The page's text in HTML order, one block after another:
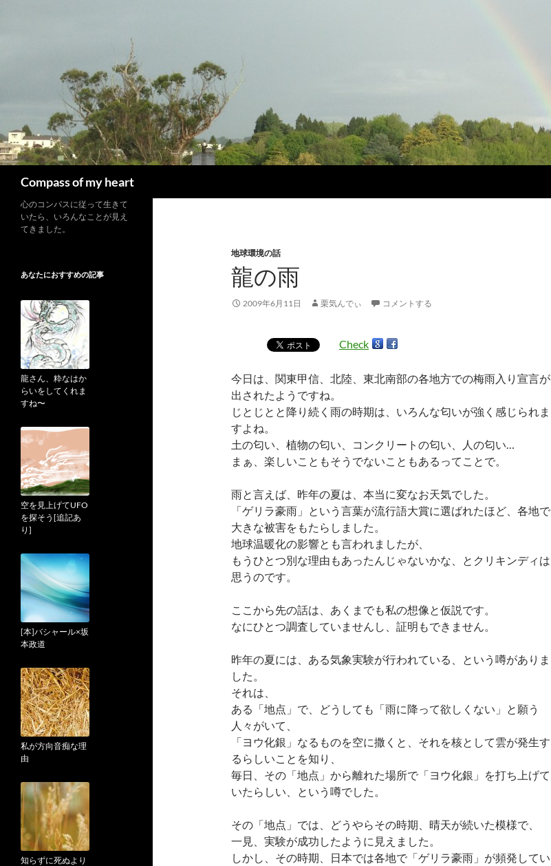
ッ
プ
Compass of my heart
地球環境の話
龍の雨
2009年6月11日 栗気んでぃ コメントする
Check
今日は、関東甲信、北陸、東北南部の各地方での梅雨入り宣言が
出されたようですね。
じとじとと降り続く雨の時期は、いろんな匂いが強く感じられま
すよね。
土の匂い、植物の匂い、コンクリートの匂い、人の匂い…
まぁ、楽しいこともそうでないこともあるってことで。
雨と言えば、昨年の夏は、本当に変なお天気でした。
「ゲリラ豪雨」という言葉が流行語大賞に選ばれたほど、各地で
大きな被害をもたらしました。
地球温暖化の影響とも言われましたが、
もうひとつ別な理由もあったんじゃないかな、とクリキンディは
思うのです。
ここから先の話は、あくまでも私の想像と仮説です。
なにひとつ調査していませんし、証明もできません。
昨年の夏には、ある気象実験が行われている、という噂がありま
した。
それは、
ある「地点」で、どうしても「雨に降って欲しくない」と願う
人々がいて、
「ヨウ化銀」なるものを空に撒くと、それを核として雲が発生す
るらしいことを知り、
毎日、その「地点」から離れた場所で「ヨウ化銀」を打ち上げて
いたらしい、という噂でした。
その「地点」では、どうやらその時期、晴天が続いた模様で、
一見、実験が成功したように見えました。
しかし、その時期、日本では各地で「ゲリラ豪雨」が頻発してい
心のコンパスに従って生きて
いたら、いろんなことが見え
てきました。
あなたにおすすめの記事
龍さん、粋なはか
らいをしてくれま
すね〜
空を見上げてUFO
を探そう[追記あ
り]
[本]バシャール×坂
本政道
私が方向音痴な理
由
知らずに死ぬより